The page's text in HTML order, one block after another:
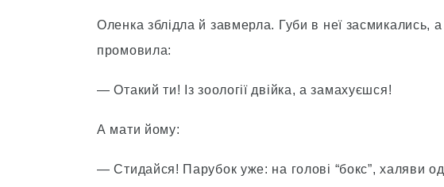
Оленка зблідла й завмерла. Губи в неї засмикались,
промовила:
— Отакий ти! Із зоології двійка, а замахуєшся!
А мати йому:
— Стидайся! Парубок уже: на голові “бокс”, халяви